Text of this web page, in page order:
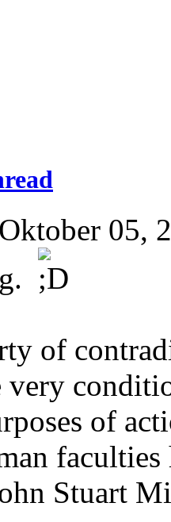
05,
of
of
faculties
Stuart